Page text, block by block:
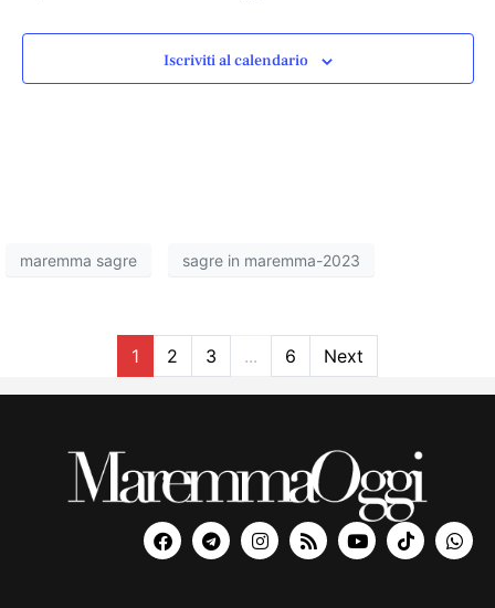
Iscriviti al calendario
maremma sagre sagre in maremma-2023
1 2 3 ... 6 Next